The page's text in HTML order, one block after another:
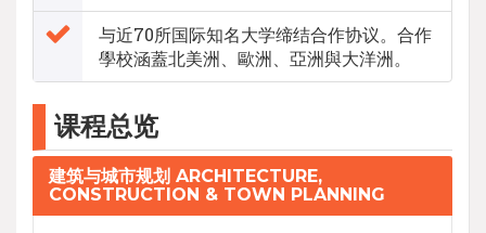
与近70所国际知名大学缔结合作协议。合作
學校涵蓋北美洲、歐洲、亞洲與大洋洲。
课程总览
建筑与城市规划 ARCHITECTURE,
CONSTRUCTION & TOWN PLANNING